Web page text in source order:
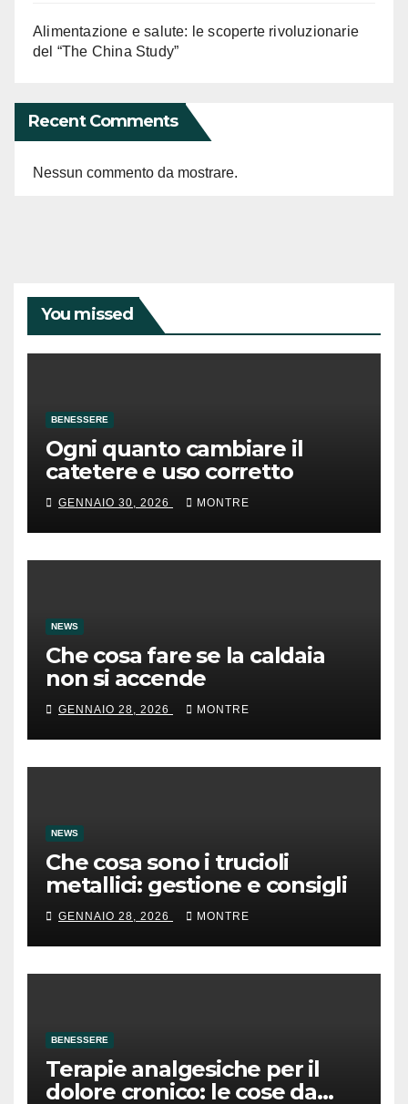
Alimentazione e salute: le scoperte rivoluzionarie
del “The China Study”
Recent Comments
Nessun commento da mostrare.
You missed
BENESSERE
Ogni quanto cambiare il
catetere e uso corretto
GENNAIO 30, 2026 MONTRE
NEWS
Che cosa fare se la caldaia
non si accende
GENNAIO 28, 2026 MONTRE
NEWS
Che cosa sono i trucioli
metallici: gestione e consigli
GENNAIO 28, 2026 MONTRE
BENESSERE
Terapie analgesiche per il
dolore cronico: le cose da